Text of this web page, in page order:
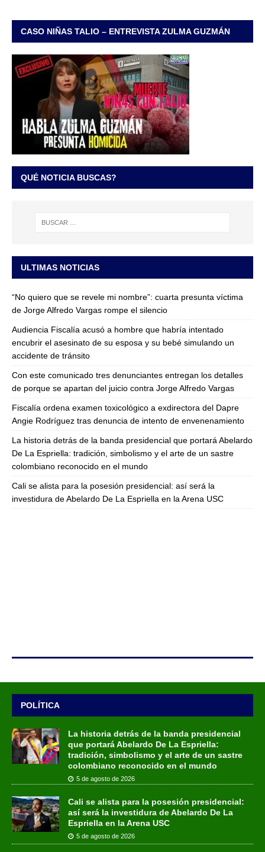
CASO NIÑAS TALIO – ENTREVISTA ZULMA GUZMÁN
QUÉ NOTICIA BUSCAS?
ULTIMAS NOTICIAS
“No quiero que se revele mi nombre”: cuarta presunta víctima
de Jorge Alfredo Vargas rompe el silencio
Audiencia Fiscalía acusó a hombre que habría intentado
encubrir el asesinato de su esposa y su bebé simulando un
accidente de tránsito
Con este comunicado tres denunciantes entregan los detalles
de porque se apartan del juicio contra Jorge Alfredo Vargas
Fiscalía ordena examen toxicológico a exdirectora del Dapre
Angie Rodríguez tras denuncia de intento de envenenamiento
La historia detrás de la banda presidencial que portará Abelardo
De La Espriella: tradición, simbolismo y el arte de un sastre
colombiano reconocido en el mundo
Cali se alista para la posesión presidencial: así será la
investidura de Abelardo De La Espriella en la Arena USC
POLÍTICA
La historia detrás de la banda presidencial
que portará Abelardo De La Espriella:
tradición, simbolismo y el arte de un sastre
colombiano reconocido en el mundo
5 de agosto de 2026
Cali se alista para la posesión presidencial:
así será la investidura de Abelardo De La
Espriella en la Arena USC
5 de agosto de 2026